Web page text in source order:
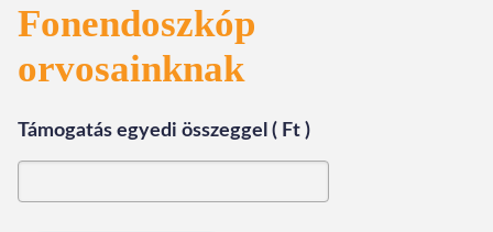
Fonendoszkóp
orvosainknak
Támogatás egyedi összeggel ( Ft )